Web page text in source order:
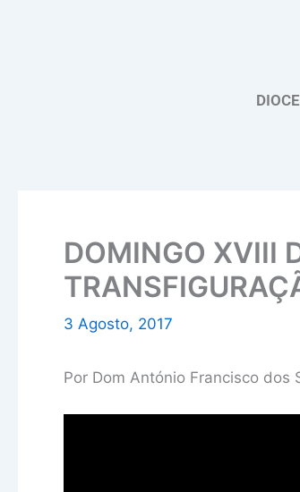
DOMINGO XVIII
3 Agosto, 2017
Por Dom António Francisco dos